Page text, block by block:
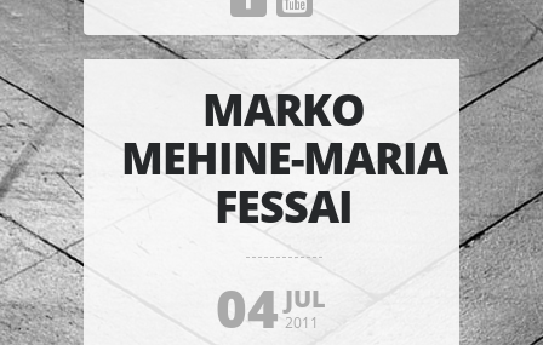
MARKO
MEHINE-MARIA
FESSAI
04 JUL
2011